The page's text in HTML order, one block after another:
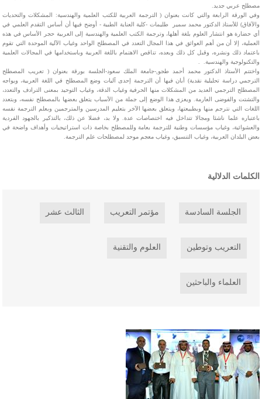
مصطلح عربي جديد.
وفي الورقة الرابعة والتي كانت بعنوان ( الترجمة العربية للكتب العلمية والهندسية: المشكلات والتحديات
والآفاق) للأستاذ الدكتور محمد سمير طليمات -كلية العناية الطبية - أوضح فيها أن أساس التقدم العلمي في
أي حضارة هو انتشار العلوم بلغة أهلها، وترجمة الكتب العلمية والهندسية إلى العربية حجر الأساس في هذه
العملية، إلا أن من أهم العوائق في هذا المجال التعدد في المصطلح الواحد وغياب الآلية الموحدة التي تقوم
باعتماد ذلك ونشره، وقبل كل ذلك وبعده، تناقص الاهتمام باللغة العربية وباستخدامها في المجالات العلمية
والتكنولوجية والهندسية. .
واختتم الأستاذ الدكتور محمد أحمد طجو,-جامعة الملك سعود-الجلسة بورقة بعنوان ( تعريب المصطلح
الترجمي دراسة تحليلية نقدية) أبان فيها أن الترجمة إحدى آليات وضع المصطلح في اللغة العربية، ويواجه
المصطلح الترجمي العديد من المشكلات منها الحرفية وغياب الدقة، وغياب التوحيد بمعنى الترادف والتعدد،
والتشتت والفوضى العارمة. ويعزى هذا الوضع إلى جملة من الأسباب يتعلق بعضها بالمصطلح نفسه، وبتعدد
اللغات التي نترجم منها وبطبيعتها، ويتعلق بعضها الآخر بتعليم المدرسين والمترجمين وبعلم الترجمة نفسه
باعتباره علما ناشئا ومجالا تتداخل فيه اختصاصات عدة. ولا بد، فضلا عن ذلك، بالتذكير بالجهود الفردية
والعشوائية، وغياب مؤسسات وطنية للترجمة بعامة وللمصطلح بخاصة ذات استراتيجيات وأهداف واضحة في
بعض البلدان العربية، وغياب التنسيق، وغياب معجم موحد لمصطلحات علم الترجمة.
الكلمات الدلالية
الجلسة السادسة مؤتمر التعريب الثالث عشر
التعريب وتوطين العلوم والتقنية
العلماء والباحثين